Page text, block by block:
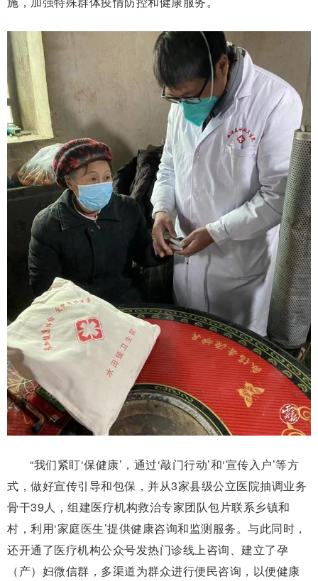
“我们紧盯‘保健康’，通过‘敲门行动’和‘宣传入户’等方
式，做好宣传引导和包保，并从3家县级公立医院抽调业务
骨干39人，组建医疗机构救治专家团队包片联系乡镇和
村，利用‘家庭医生’提供健康咨询和监测服务。与此同时，
还开通了医疗机构公众号发热门诊线上咨询、建立了孕
（产）妇微信群，多渠道为群众进行便民咨询，以便健康